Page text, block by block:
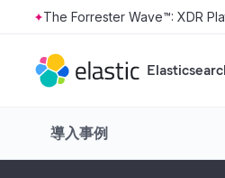
Skip to main content
The Forrester Wave™: XDR
導入事例